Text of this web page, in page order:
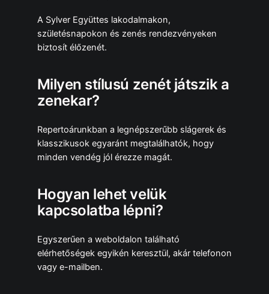
A Sylver Együttes lakodalmakon,
születésnapokon és zenés rendezvényeken
biztosít élőzenét.
Milyen stílusú zenét játszik a
zenekar?
Repertoárunkban a legnépszerűbb slágerek és
klasszikusok egyaránt megtalálhatók, hogy
minden vendég jól érezze magát.
Hogyan lehet velük
kapcsolatba lépni?
Egyszerűen a weboldalon található
elérhetőségek egyikén keresztül, akár telefonon
vagy e-mailben.